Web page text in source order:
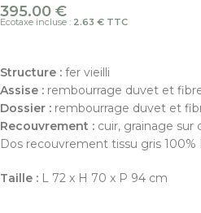
395.00 €
Ecotaxe incluse : 2.63 € TTC
Structure : fer vieilli
Assise : rembourrage duvet et
Dossier : rembourrage duvet et
Recouvrement : cuir, grainage sur
Dos recouvrement tissu gris 100%
Taille : L 72 x H 70 x P 94 cm